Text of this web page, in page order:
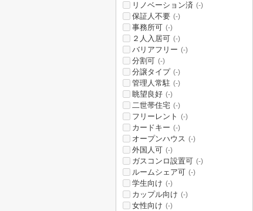
リノベーション済 (-)
保証人不要 (-)
事務所可 (-)
２人入居可 (-)
バリアフリー (-)
分割可 (-)
分譲タイプ (-)
管理人常駐 (-)
眺望良好 (-)
二世帯住宅 (-)
フリーレント (-)
カードキー (-)
オープンハウス (-)
外国人可 (-)
ガスコンロ設置可 (-)
ルームシェア可 (-)
学生向け (-)
カップル向け (-)
女性向け (-)